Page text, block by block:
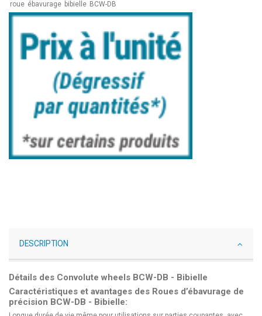
roue ébavurage bibielle BCW-DB
DESCRIPTION
Détails des Convolute wheels BCW-DB - Bibielle
Caractéristiques et avantages des Roues d’ébavurage de
précision BCW-DB - Bibielle: